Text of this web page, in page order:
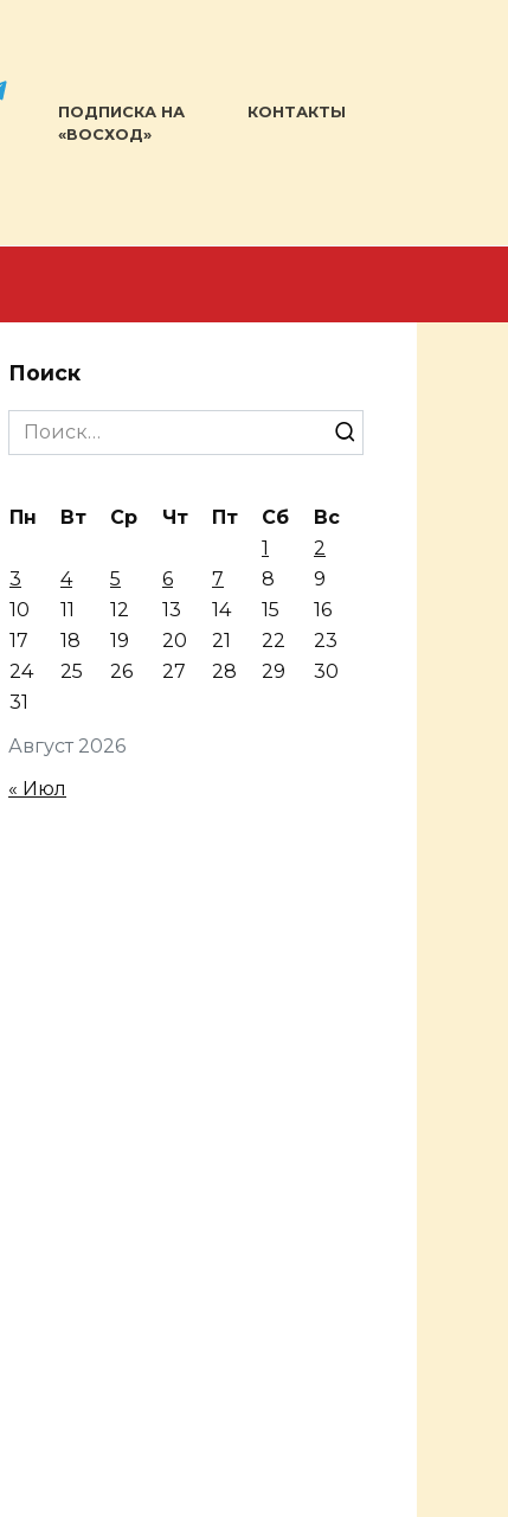
ПОДПИСКА НА
«ВОСХОД»
КОНТАКТЫ
Поиск
Search
for:
Август 2026
Пн Вт Ср Чт Пт Сб
Вс
1
2
3
4 5 6 7 8
9
10
11 12 13 14 15
16
17
18 19 20 21 22
23
24
25 26 27 28 29
30
31
« Июл